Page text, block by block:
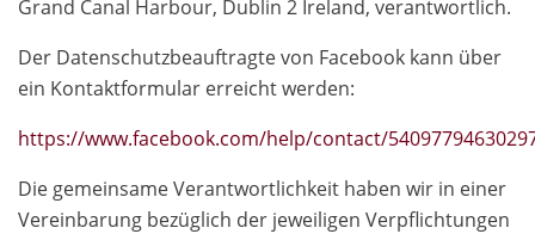
Grand Canal Harbour, Dublin 2 Ireland, verantwortlich.
Der Datenschutzbeauftragte von Facebook kann über
ein Kontaktformular erreicht werden:
https://www.facebook.com/help/contact/
Die gemeinsame Verantwortlichkeit haben wir in einer
Vereinbarung bezüglich der jeweiligen Verpflichtungen